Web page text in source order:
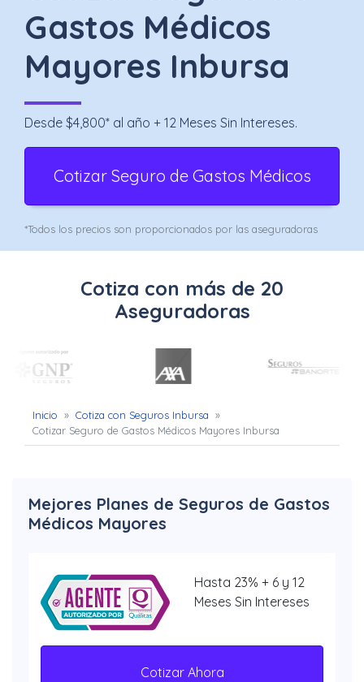
–
Chofer
App
Seguro
de
Gastos
Médicos
Gastos Médicos
Mayores Inbursa
Desde $4,800* al año + 12 Meses Sin Intereses.
Cotizar Seguro de Gastos Médicos
*Todos los precios son proporcionados por las aseguradoras
Cotiza con más de 20
Aseguradoras
Inicio » Cotiza con Seguros Inbursa »
Cotizar Seguro de Gastos Médicos Mayores Inbursa
Mejores Planes de Seguros de Gastos
Médicos Mayores
Hasta 23% + 6 y 12
Meses Sin Intereses
Cotizar Ahora